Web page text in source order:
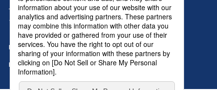
株価情報（Yahoo!ファイナン
ス）
IRカレンダー IRニュース
MRIグランドトップへ